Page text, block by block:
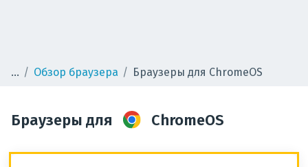
Обзор браузера Браузеры для ChromeOS
Браузеры для ChromeOS